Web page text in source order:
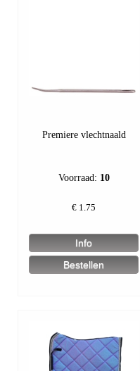
Premiere vlechtnaald
Voorraad: 10
€ 1.75